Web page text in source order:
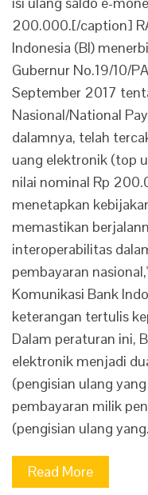
200.000.[/caption]
Indonesia (BI)
Gubernur No.19/10/
September 2017
Nasional/National
dalamnya, telah
uang elektronik (top
nilai nominal Rp
menetapkan
memastikan
interoperabilitas
pembayaran
Komunikasi Bank
keterangan tertulis
Dalam peraturan ini,
elektronik menjadi
(pengisian ulang
pembayaran milik
(pengisian ulang
Read More